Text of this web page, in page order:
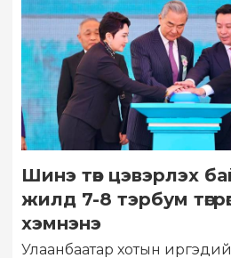
Шинэ төв цэвэрлэх
жилд 7-8 тэрбум
хэмнэнэ
Улаанбаатар хотын